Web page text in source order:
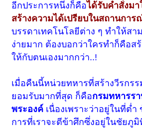
อีกประการหนึ่งก็คือได้รับคำสั่งม
สร้างความได้เปรียบในสถานการ
บรรดาเทคโนโลยีต่าง ๆ ทำให้สา
ง่ายมาก ต้องบอกว่าใครทำก็คือส
ให้กับตนเองมากกว่า..!
เมื่อคืนนี้หน่วยทหารที่สร้างวีรกร
ยอมรับมากที่สุด ก็คือกรมทหารร
พระองค์ เนื่องเพราะว่าอยู่ในที่ต่
การที่เราจะตีข้าศึกซึ่งอยู่ในชัยภู